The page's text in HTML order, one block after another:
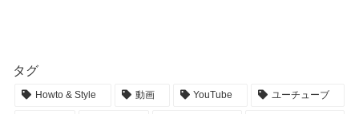
タグ
Howto & Style 動画 YouTube ユーチューブ